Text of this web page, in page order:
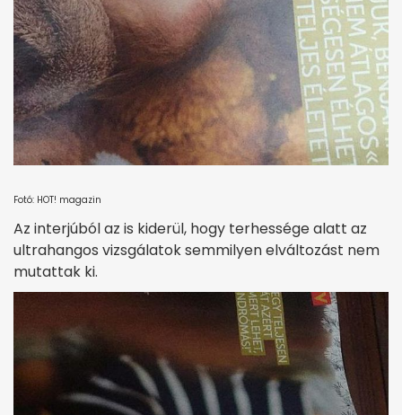
Fotó: HOT! magazin
Az interjúból az is kiderül, hogy terhessége alatt az
ultrahangos vizsgálatok semmilyen elváltozást nem
mutattak ki.